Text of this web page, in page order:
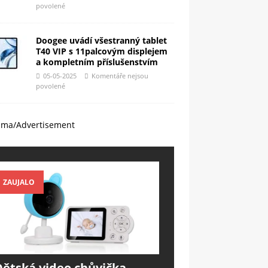
povolené
Doogee uvádí všestranný tablet
T40 VIP s 11palcovým displejem
a kompletním příslušenstvím
05-05-2025
Komentáře nejsou
povolené
Advertisement
ZAUJALO